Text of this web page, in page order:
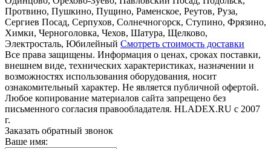
Протвино, Пушкино, Пущино, Раменское, Реутов, Руза,
Сергиев Посад, Серпухов, Солнечногорск, Ступино, Фрязино,
Химки, Черноголовка, Чехов, Шатура, Щелково,
Электросталь, Юбилейный Смотреть стоимость доставки
Все права защищены. Информация о ценах, сроках поставки,
внешнем виде, технических характеристиках, назначении и
возможностях использования оборудования, носит
ознакомительный характер. Не является публичной офертой.
Любое копирование материалов сайта запрещено без
письменного согласия правообладателя. HLADEX.RU c 2007
г.
Заказать обратный звонок
Ваше имя: